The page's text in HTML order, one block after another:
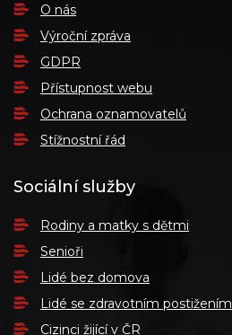
O nás
Výroční zpráva
GDPR
Přístupnost webu
Ochrana oznamovatelů
Stížnostní řád
Sociální služby
Rodiny a matky s dětmi
Senioři
Lidé bez domova
Lidé se zdravotním postižením
Cizinci žijící v ČR